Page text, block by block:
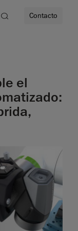
Contacto
el